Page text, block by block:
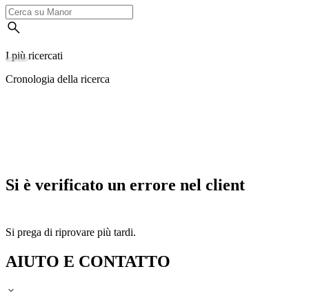
I più ricercati
Cronologia della ricerca
Si è verificato un errore nel client
Si prega di riprovare più tardi.
AIUTO E CONTATTO